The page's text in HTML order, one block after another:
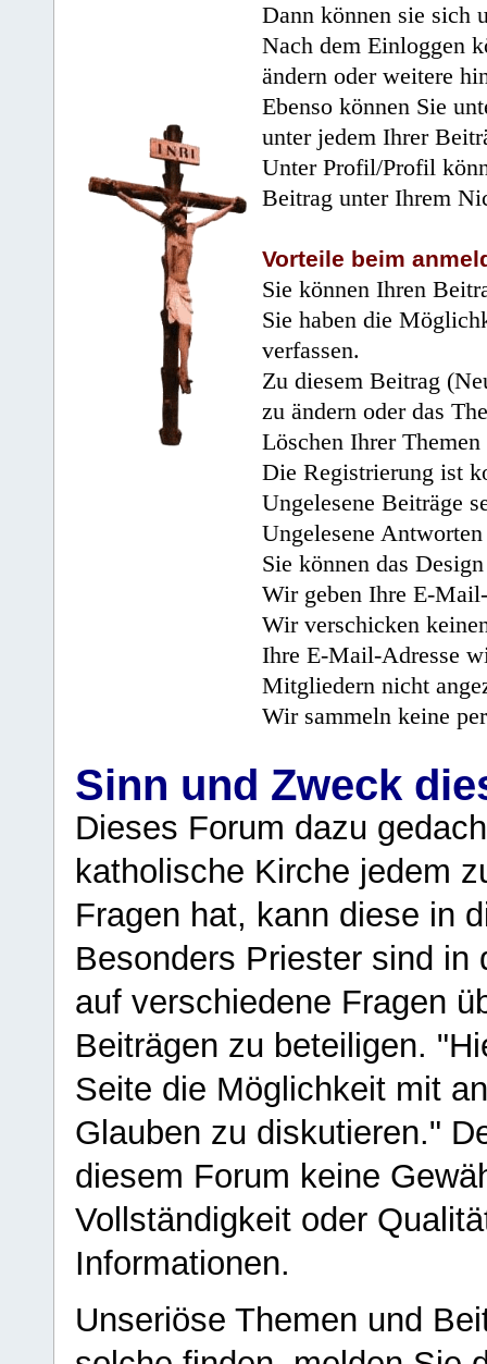
Dann können sie sich
Nach dem Einloggen
ändern oder weitere
Ebenso können Sie
unter jedem Ihrer
Unter Profil/Profil
Beitrag unter Ihrem
Vorteile beim
Sie können Ihren
Sie haben die
verfassen.
Zu diesem Beitrag
zu ändern oder das
Löschen Ihrer
Die Registrierung ist
Ungelesene Beiträge
Ungelesene
Sie können das
Wir geben Ihre E-
Wir verschicken
Ihre E-Mail-Adresse
Mitgliedern nicht
Wir sammeln keine
Sinn und Zweck
Dieses Forum dazu
katholische Kirche jedem
Fragen hat, kann diese in
Besonders Priester sind in
auf verschiedene Fragen
Beiträgen zu beteiligen.
Seite die Möglichkeit mit
Glauben zu diskutieren."
diesem Forum keine
Vollständigkeit oder
Informationen.
Unseriöse Themen und